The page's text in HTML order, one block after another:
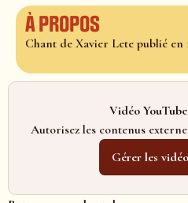
À propos
Chant de Xavier Lete publié en
Vidéo
Autorisez les contenus
Gérer les